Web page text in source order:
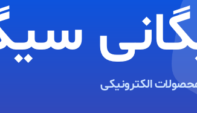
الکترونیکی